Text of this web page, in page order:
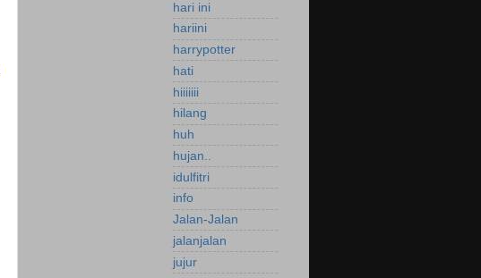
hari ini
hariini
harrypotter
hati
hiiiiiii
hilang
huh
hujan..
idulfitri
info
Jalan-Jalan
jalanjalan
jujur